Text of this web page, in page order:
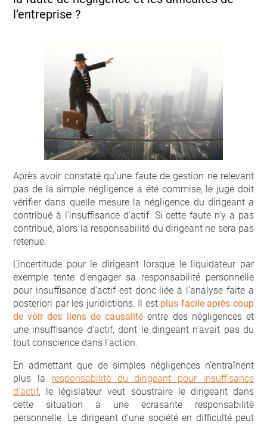
l’entreprise ?
Après avoir constaté qu’une faute de gestion ne relevant
pas de la simple négligence a été commise, le juge doit
vérifier dans quelle mesure la négligence du dirigeant a
contribué à l’insuffisance d’actif. Si cette faute n’y a pas
contribué, alors la responsabilité du dirigeant ne sera pas
retenue.
L’incertitude pour le dirigeant lorsque le liquidateur par
exemple tente d’engager sa responsabilité personnelle
pour insuffisance d’actif est donc liée à l’analyse faite a
posteriori par les juridictions. Il est plus facile après coup
de voir des liens de causalité entre des négligences et
une insuffisance d’actif, dont le dirigeant n’avait pas du
tout conscience dans l’action.
En admettant que de simples négligences n’entraînent
plus la responsabilité du dirigeant pour insuffisance
d’actif, le législateur veut soustraire le dirigeant dans
cette situation à une écrasante responsabilité
personnelle. Le dirigeant d’une société en difficulté peut